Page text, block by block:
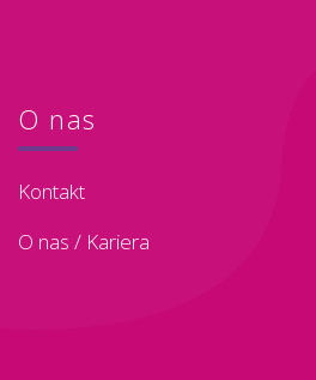
O nas
Kontakt
O nas / Kariera